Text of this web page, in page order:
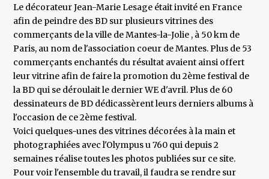
Le décorateur Jean-Marie Lesage était invité en France
afin de peindre des BD sur plusieurs vitrines des
commerçants de la ville de Mantes-la-Jolie , à 50 km de
Paris, au nom de l'association coeur de Mantes. Plus de 53
commerçants enchantés du résultat avaient ainsi offert
leur vitrine afin de faire la promotion du 2ème festival de
la BD qui se déroulait le dernier WE d'avril. Plus de 60
dessinateurs de BD dédicassèrent leurs derniers albums à
l'occasion de ce 2ème festival.
Voici quelques-unes des vitrines décorées à la main et
photographiées avec l'Olympus u 760 qui depuis 2
semaines réalise toutes les photos publiées sur ce site.
Pour voir l'ensemble du travail, il faudra se rendre sur